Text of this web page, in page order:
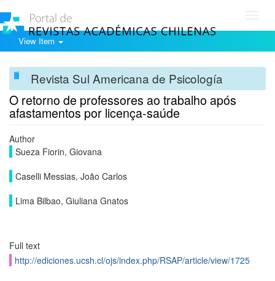
View Item
Revista Sul Americana de Psicología
O retorno de professores ao trabalho após
afastamentos por licença-saúde
Author
Sueza Fiorin, Giovana
Caselli Messias, João Carlos
Lima Bilbao, Giuliana Gnatos
Full text
http://ediciones.ucsh.cl/ojs/index.php/RSAP/article/view/1725